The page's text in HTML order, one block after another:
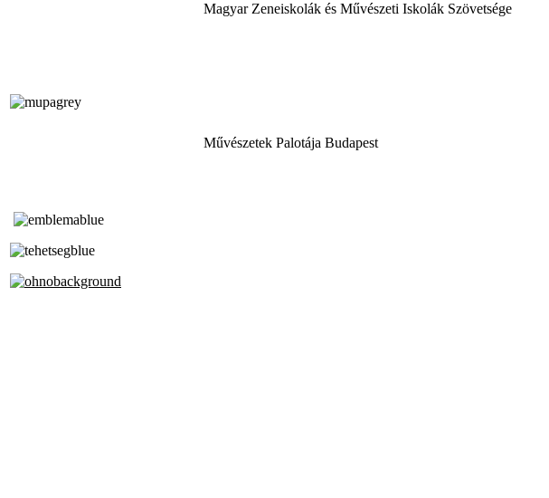
Magyar Zeneiskolák és Művészeti Iskolák Szövetsége
Művészetek Palotája Budapest